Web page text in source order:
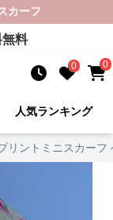
カーフ
無料
0 0
人気ランキング
リントミニスカーフ